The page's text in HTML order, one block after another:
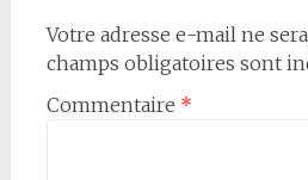
Votre adresse e-mail ne
champs obligatoires sont
Commentaire *